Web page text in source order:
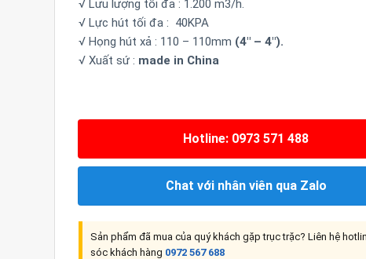
√ Lưu lượng tối đa : 1.200 m3/h.
√ Lực hút tối đa : 40KPA
√ Họng hút xả : 110 – 110mm (4″ – 4″).
√ Xuất sứ : made in China
Hotline: 0973 571 488
Chat với nhân viên qua Zalo
Sản phẩm đã mua của quý khách gặp trục trặc? Liên hệ
sóc khách hàng 0972 567 688